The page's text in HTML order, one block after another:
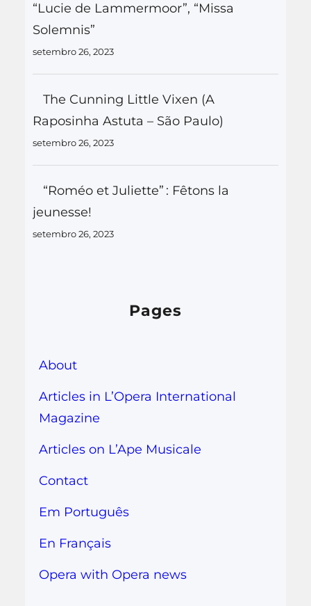
“Lucie de Lammermoor”, “Missa
Solemnis”
setembro 26, 2023
The Cunning Little Vixen (A
Raposinha Astuta – São Paulo)
setembro 26, 2023
“Roméo et Juliette” : Fêtons la
jeunesse!
setembro 26, 2023
Pages
About
Articles in L’Opera International
Magazine
Articles on L’Ape Musicale
Contact
Em Português
En Français
Opera with Opera news